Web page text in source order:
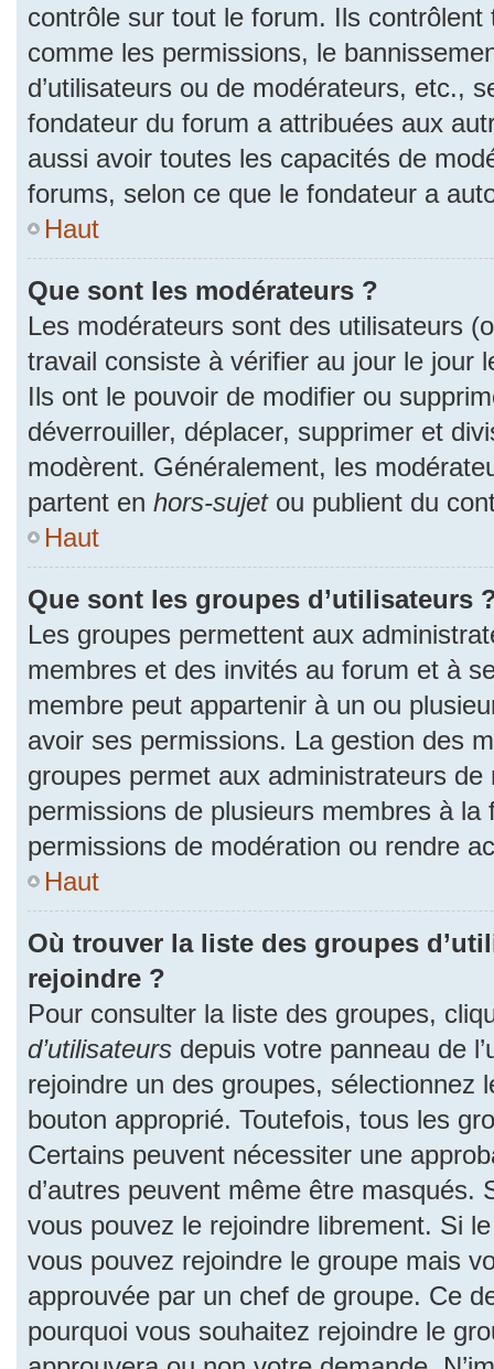
contrôle sur tout le forum. Ils
comme les permissions, le
d’utilisateurs ou de modérateurs, etc.,
fondateur du forum a attribuées aux
aussi avoir toutes les capacités de
forums, selon ce que le fondateur a
Haut
Que sont les modérateurs ?
Les modérateurs sont des utilisateurs
travail consiste à vérifier au jour le jour
Ils ont le pouvoir de modifier ou
déverrouiller, déplacer, supprimer et
modèrent. Généralement, les
partent en hors-sujetou publient du
Haut
Que sont les groupes d’utilisateurs
Les groupes permettent aux
membres et des invités au forum et à
membre peut appartenir à un ou
avoir ses permissions. La gestion des
groupes permet aux administrateurs
permissions de plusieurs membres à la
permissions de modération ou rendre
Haut
Où trouver la liste des groupes
rejoindre ?
Pour consulter la liste des groupes,
d’utilisateurs depuis votre panneau de
rejoindre un des groupes, sélectionnez
bouton approprié. Toutefois, tous les
Certains peuvent nécessiter une
d’autres peuvent même être
vous pouvez le rejoindre librement. Si
vous pouvez rejoindre le groupe mais
approuvée par un chef de groupe. Ce
pourquoi vous souhaitez rejoindre le